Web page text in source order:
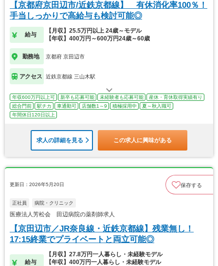
【京都府京田辺市/近鉄京都線】 有休消化率100％！
手当しっかりで高給与も検討可能◎
給与
【月収】25.5万円以上 24歳～モデル
【年収】400万円～600万円24歳～60歳
勤務地 京都府 京田辺市
アクセス 近鉄京都線 三山木駅
年収600万円以上可 新卒も応募可能 未経験者も応募可能
産休・育休取得実績有り
総合門前
駅チカ 車通勤可 店舗数1～9 積極採用中
夏～秋入職可
年間休日120日以上
求人の詳細を見る この求人に興味がある
更新日：2026年5月20日 保存する
正社員 病院・クリニック
医療法人芳松会 田辺病院の薬剤師求人
【京田辺市／JR奈良線・近鉄京都線】残業無し！
17:15終業でプライベートと両立可能◎
給与
【月収】27.8万円一人暮らし・未経験モデル
【年収】400万円一人暮らし・未経験モデル